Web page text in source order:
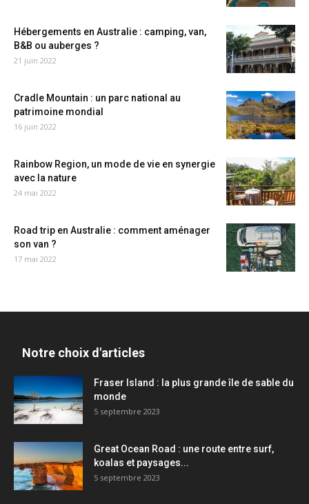
Hébergements en Australie : camping, van,
B&B ou auberges ?
21 juin 2022
Cradle Mountain : un parc national au
patrimoine mondial
16 juin 2022
Rainbow Region, un mode de vie en synergie
avec la nature
24 mai 2022
Road trip en Australie : comment aménager
son van ?
17 mai 2022
Notre choix d'articles
Fraser Island : la plus grande île de sable du
monde
5 septembre 2023
Great Ocean Road : une route entre surf,
koalas et paysages...
5 septembre 2023